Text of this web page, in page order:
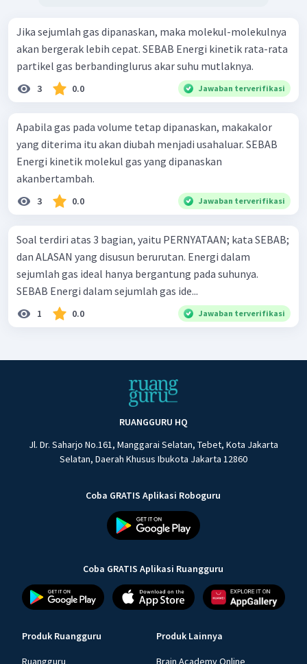
Jika sejumlah gas dipanaskan, maka molekul-molekulnya
akan bergerak lebih cepat. SEBAB Energi kinetik rata-rata
partikel gas berbandinglurus akar suhu mutlaknya.
3 0.0 Jawaban terverifikasi
Apabila gas pada volume tetap dipanaskan, makakalor
yang diterima itu akan diubah menjadi usahaluar. SEBAB
Energi kinetik molekul gas yang dipanaskan
akanbertambah.
3 0.0 Jawaban terverifikasi
Soal terdiri atas 3 bagian, yaitu PERNYATAAN; kata SEBAB;
dan ALASAN yang disusun berurutan. Energi dalam
sejumlah gas ideal hanya bergantung pada suhunya.
SEBAB Energi dalam sejumlah gas ide...
1 0.0 Jawaban terverifikasi
RUANGGURU HQ
Jl. Dr. Saharjo No.161, Manggarai Selatan, Tebet, Kota Jakarta
Selatan, Daerah Khusus Ibukota Jakarta 12860
Coba GRATIS Aplikasi Roboguru
Coba GRATIS Aplikasi Ruangguru
Produk Ruangguru
Ruangguru
Produk Lainnya
Brain Academy Online